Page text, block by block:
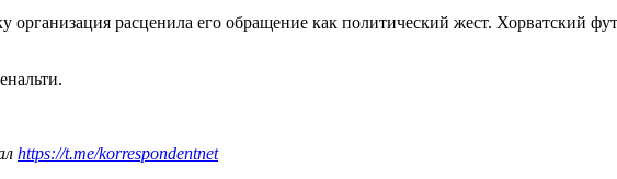
расценила его обращение как политический жест. Хорватский
https://t.me/korrespondentnet